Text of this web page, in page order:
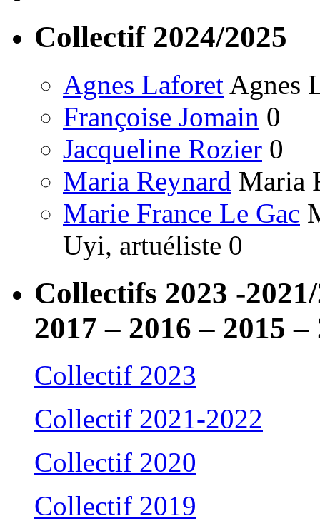
Collectif 2024/2025
Agnes Laforet Agnes
Françoise Jomain 0
Jacqueline Rozier 0
Maria Reynard Maria
Marie France Le Gac
Uyi, artuéliste 0
Collectifs 2023 -
2017 – 2016 – 2015
Collectif 2023
Collectif 2021-2022
Collectif 2020
Collectif 2019